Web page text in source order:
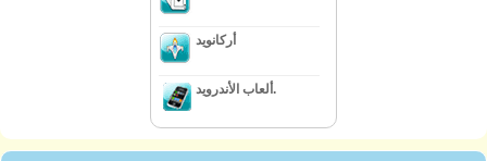
أركانويد
ألعاب الأندرويد.